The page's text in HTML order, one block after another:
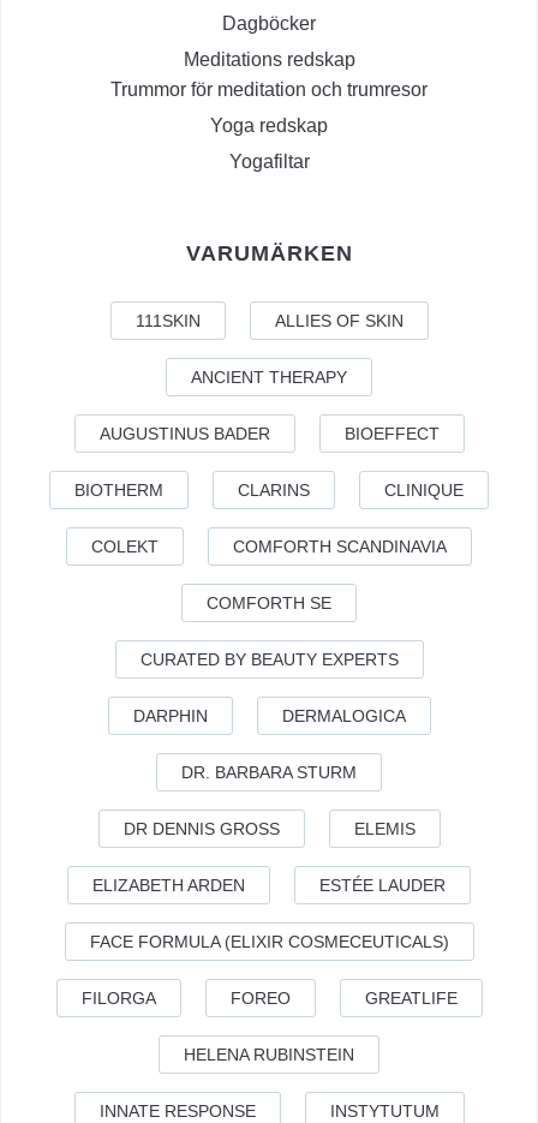
Dagböcker
Meditations redskap
Trummor för meditation och trumresor
Yoga redskap
Yogafiltar
VARUMÄRKEN
111SKIN ALLIES OF SKIN
ANCIENT THERAPY
AUGUSTINUS BADER BIOEFFECT
BIOTHERM CLARINS CLINIQUE
COLEKT COMFORTH SCANDINAVIA
COMFORTH SE
CURATED BY BEAUTY EXPERTS
DARPHIN DERMALOGICA
DR. BARBARA STURM
DR DENNIS GROSS ELEMIS
ELIZABETH ARDEN ESTÉE LAUDER
FACE FORMULA (ELIXIR COSMECEUTICALS)
FILORGA FOREO GREATLIFE
HELENA RUBINSTEIN
INNATE RESPONSE INSTYTUTUM